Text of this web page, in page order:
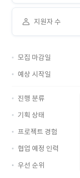
지원자 수
모집 마감일
예상 시작일
진행 분류
기획 상태
프로젝트 경험
협업 예정 인력
우선 순위